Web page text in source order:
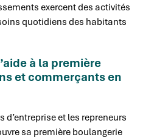
exercent des activités
quotidiens des habitants
à la première
et commerçants en
et les repreneurs
sa première boulangerie